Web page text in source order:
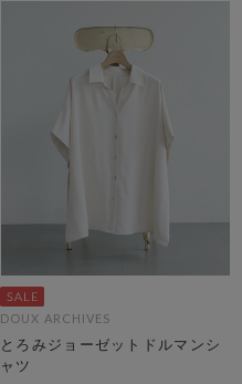
DOUX ARCHIVES
とろみジョーゼットドルマンシ
ャツ